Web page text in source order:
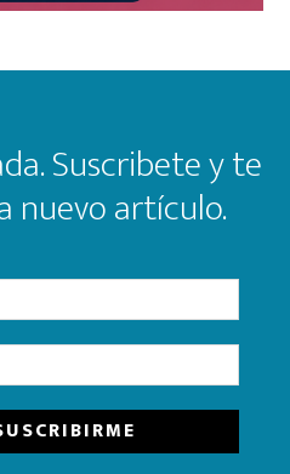
Suscribete y te
nuevo artículo.